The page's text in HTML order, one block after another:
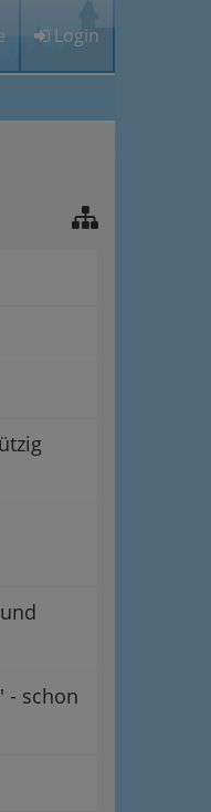
Login
- schon